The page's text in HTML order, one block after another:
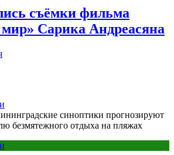
съёмки фильма
Сарика Андреасяна
синоптики прогнозируют
безмятежного отдыха на пляжах